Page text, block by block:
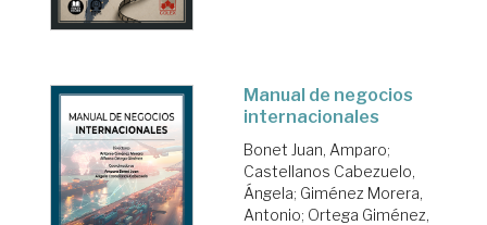
Manual de negocios
internacionales
Bonet Juan, Amparo;
Castellanos Cabezuelo,
Ángela; Giménez Morera,
Antonio; Ortega Giménez,